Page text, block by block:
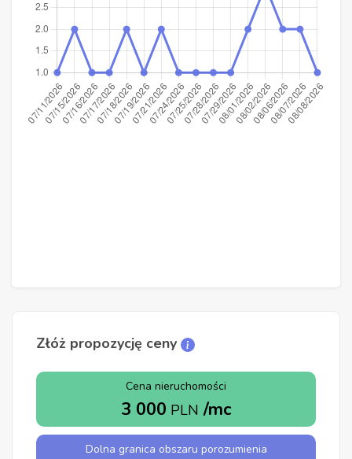
Złóż propozycję ceny
Cena nieruchomości
3 000 PLN /mc
Dolna granica obszaru porozumienia